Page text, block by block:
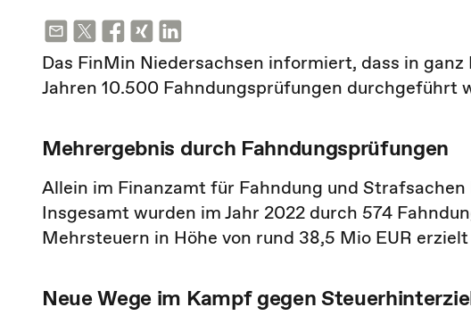
Das FinMin Niedersachsen informiert, dass in
Jahren 10.500 Fahndungsprüfungen durchgeführt
Mehrergebnis durch Fahndungsprüfungen
Allein im Finanzamt für Fahndung und
Insgesamt wurden im Jahr 2022 durch 574
Mehrsteuern in Höhe von rund 38,5 Mio EUR
Neue Wege im Kampf gegen